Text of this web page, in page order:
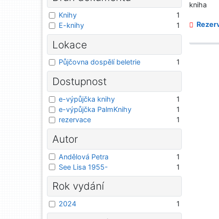
kniha
Knihy
1
E-knihy
1
Lokace
Půjčovna dospělí beletrie 1
Dostupnost
e-výpůjčka knihy
1
e-výpůjčka PalmKnihy
1
rezervace
1
Autor
Andělová Petra
1
See Lisa 1955-
1
Rok vydání
2024 1